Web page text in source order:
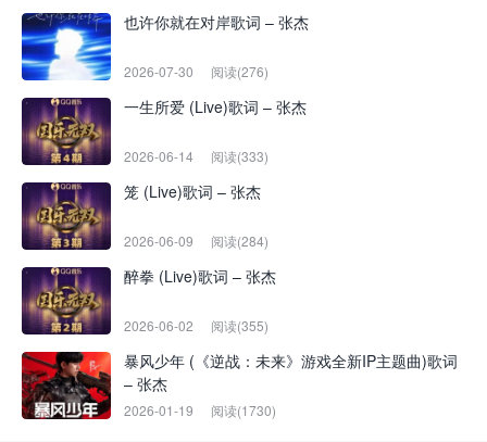
也许你就在对岸歌词 – 张杰
2026-07-30 阅读(276)
一生所爱 (Live)歌词 – 张杰
2026-06-14 阅读(333)
笼 (Live)歌词 – 张杰
2026-06-09 阅读(284)
醉拳 (Live)歌词 – 张杰
2026-06-02 阅读(355)
暴风少年 (《逆战：未来》游戏全新IP主题曲)歌词
– 张杰
2026-01-19 阅读(1730)